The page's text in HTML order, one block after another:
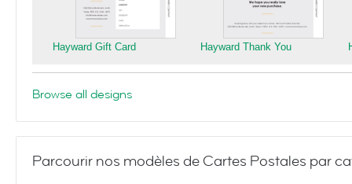
Hayward Gift Card Hayward Thank You
Browse all designs
Parcourir nos modèles de Cartes Postales par